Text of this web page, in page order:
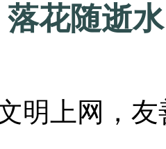
落花随逝
文明上网，